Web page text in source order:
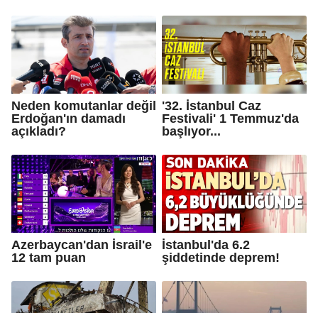
Neden komutanlar değil
Erdoğan'ın damadı
açıkladı?
'32. İstanbul Caz
Festivali' 1 Temmuz'da
başlıyor...
Azerbaycan'dan İsrail'e
12 tam puan
İstanbul'da 6.2
şiddetinde deprem!